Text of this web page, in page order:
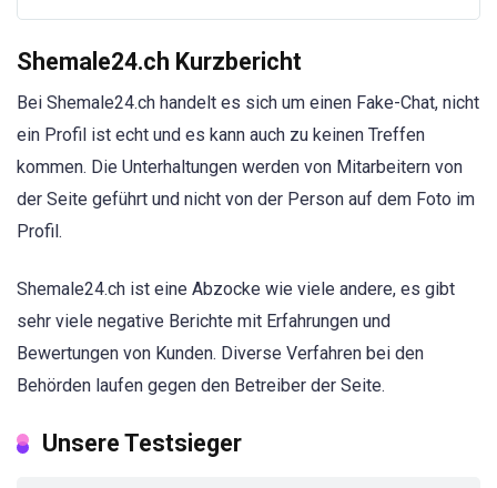
Shemale24.ch Kurzbericht
Bei Shemale24.ch handelt es sich um einen Fake-Chat, nicht
ein Profil ist echt und es kann auch zu keinen Treffen
kommen. Die Unterhaltungen werden von Mitarbeitern von
der Seite geführt und nicht von der Person auf dem Foto im
Profil.
Shemale24.ch ist eine Abzocke wie viele andere, es gibt
sehr viele negative Berichte mit Erfahrungen und
Bewertungen von Kunden. Diverse Verfahren bei den
Behörden laufen gegen den Betreiber der Seite.
Unsere Testsieger